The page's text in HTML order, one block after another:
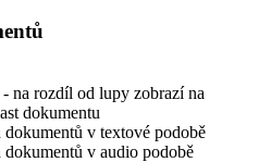
na rozdíl od lupy zobrazí na
dokumentu
v textové podobě
v audio podobě